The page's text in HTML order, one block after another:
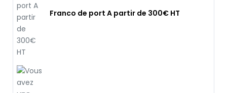
Franco de port A partir de 300€ HT